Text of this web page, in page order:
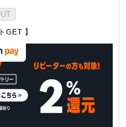
GET 】